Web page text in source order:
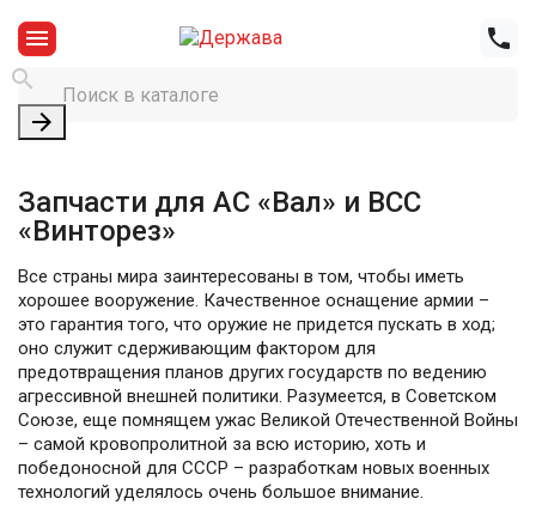




Запчасти для АС «Вал» и ВСС
«Винторез»
Все страны мира заинтересованы в том, чтобы иметь
хорошее вооружение. Качественное оснащение армии –
это гарантия того, что оружие не придется пускать в ход;
оно служит сдерживающим фактором для
предотвращения планов других государств по ведению
агрессивной внешней политики. Разумеется, в Советском
Союзе, еще помнящем ужас Великой Отечественной Войны
– самой кровопролитной за всю историю, хоть и
победоносной для СССР – разработкам новых военных
технологий уделялось очень большое внимание.